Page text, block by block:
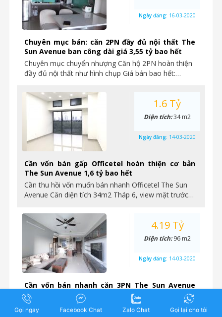
Chuyên mục bán: căn 2PN đầy đủ nội thất The
Sun Avenue ban công dài giá 3,55 tỷ bao hết
Chuyên mục chuyển nhượng Căn hộ 2PN hoàn thiện
đầy đủ nội thất như hình chụp Giá bán bao hết:…
Ngày đăng: 16-03-2020
Cần vốn bán gấp Officetel hoàn thiện cơ bản
The Sun Avenue 1,6 tỷ bao hết
Cần thu hồi vốn muốn bán nhanh Officetel The Sun
Avenue Căn diện tích 34m2 Tháp 6, view mặt trước…
1.6 Tỷ
Diện tích:34 m2
Ngày đăng: 14-03-2020
Cần vốn bán nhanh căn 3PN The Sun Avenue
96m2 nhà hoàn thiện cơ bản giá 4,19 tỷ bao hết
Cần vốn muốn bán nhanh căn 3PN The Sun Avenue
4.19 Tỷ
Diện tích:96 m2
Ngày đăng: 14-03-2020
Gọi ngay Facebook Chat Zalo Chat Gọi lại cho tôi